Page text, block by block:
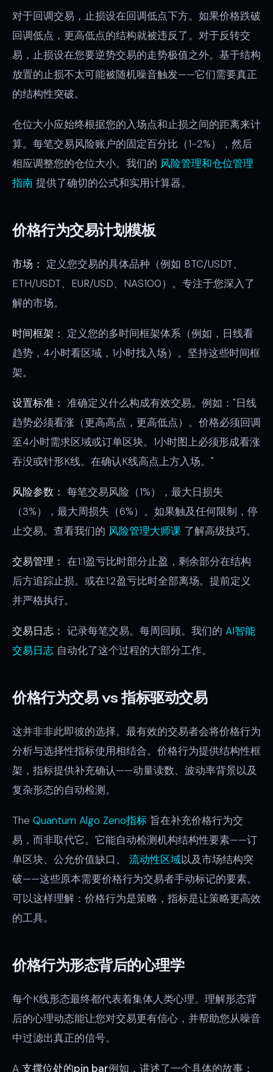
对于回调交易，止损设在回调低点下方。如果价格跌破
回调低点，更高低点的结构就被违反了。对于反转交
易，止损设在您要逆势交易的走势极值之外。基于结构
放置的止损不太可能被随机噪音触发——它们需要真正
的结构性突破。
仓位大小应始终根据您的入场点和止损之间的距离来计
算。每笔交易风险账户的固定百分比（1-2%），然后
相应调整您的仓位大小。我们的 风险管理和仓位管理
指南 提供了确切的公式和实用计算器。
价格行为交易计划模板
市场： 定义您交易的具体品种（例如 BTC/USDT、
ETH/USDT、EUR/USD、NAS100）。专注于您深入了
解的市场。
时间框架： 定义您的多时间框架体系（例如，日线看
趋势，4小时看区域，1小时找入场）。坚持这些时间框
架。
设置标准： 准确定义什么构成有效交易。例如："日线
趋势必须看涨（更高高点，更高低点）。价格必须回调
至4小时需求区域或订单区块。1小时图上必须形成看涨
吞没或针形K线。在确认K线高点上方入场。"
风险参数： 每笔交易风险（1%），最大日损失
（3%），最大周损失（6%）。如果触及任何限制，停
止交易。查看我们的 风险管理大师课 了解高级技巧。
交易管理： 在1:1盈亏比时部分止盈，剩余部分在结构
后方追踪止损。或在1:2盈亏比时全部离场。提前定义
并严格执行。
交易日志： 记录每笔交易。每周回顾。我们的 AI智能
交易日志 自动化了这个过程的大部分工作。
价格行为交易 vs 指标驱动交易
这并非非此即彼的选择。最有效的交易者会将价格行为
分析与选择性指标使用相结合。价格行为提供结构性框
架，指标提供补充确认——动量读数、波动率背景以及
复杂形态的自动检测。
The Quantum Algo Zeno指标 旨在补充价格行为交
易，而非取代它。它能自动检测机构结构性要素——订
单区块、公允价值缺口、 流动性区域以及市场结构突
破——这些原本需要价格行为交易者手动标记的要素。
可以这样理解：价格行为是策略，指标是让策略更高效
的工具。
价格行为形态背后的心理学
每个K线形态最终都代表着集体人类心理。理解形态背
后的心理动态能让您对交易更有信心，并帮助您从噪音
中过滤出真正的信号。
A 支撑位处的pin bar例如，讲述了一个具体的故事：